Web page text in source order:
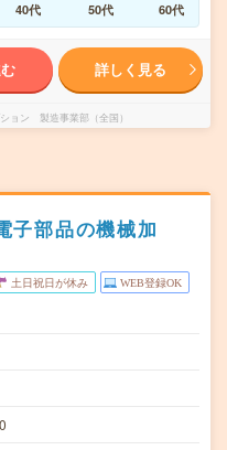
40代 50代 60代
詳しく見る
ョン 製造事業部（全国）
子部品の機械加
土日祝日が休み WEB登録OK